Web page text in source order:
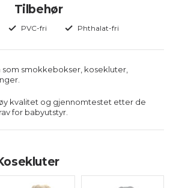
Tilbehør
PVC-fri Phthalat-fri
smokkebokser, kosekluter,
kvalitet og gjennomtestet etter de
for babyutstyr.